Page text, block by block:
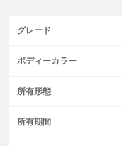
グレード
ボディーカラー
所有形態
所有期間